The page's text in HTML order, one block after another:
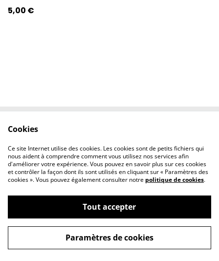
5,00 €
Contactez-nous
Politique de
confidentialité
Politique de
cookies
©2026l'éclipse
powered by
Cookies
Ce site Internet utilise des cookies. Les cookies sont de petits fichiers qui
nous aident à comprendre comment vous utilisez nos services afin
d'améliorer votre expérience. Vous pouvez en savoir plus sur ces cookies
et contrôler la façon dont ils sont utilisés en cliquant sur « Paramètres des
cookies ». Vous pouvez également consulter notre politique de cookies.
Tout accepter
Paramètres de cookies